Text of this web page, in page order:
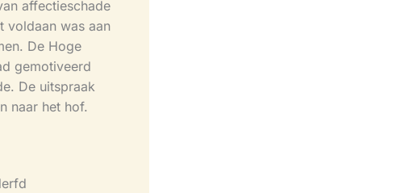
affectieschade
voldaan was aan
De Hoge
gemotiveerd
De uitspraak
naar het hof.